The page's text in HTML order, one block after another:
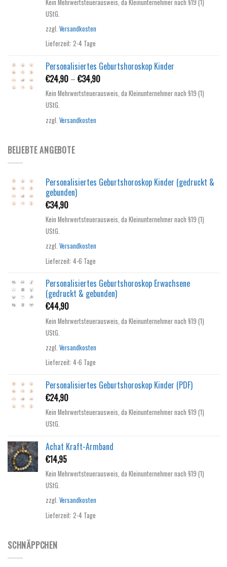
Kein Mehrwertsteuerausweis, da Kleinunternehmer nach §19 (1)
UStG.
zzgl. Versandkosten
Lieferzeit: 2-4 Tage
Personalisiertes Geburtshoroskop Kinder
€24,90 – €34,90
Kein Mehrwertsteuerausweis, da Kleinunternehmer nach §19 (1)
UStG.
zzgl. Versandkosten
BELIEBTE ANGEBOTE
Personalisiertes Geburtshoroskop Kinder (gedruckt &
gebunden)
€34,90
Kein Mehrwertsteuerausweis, da Kleinunternehmer nach §19 (1)
UStG.
zzgl. Versandkosten
Lieferzeit: 4-6 Tage
Personalisiertes Geburtshoroskop Erwachsene
(gedruckt & gebunden)
€44,90
Kein Mehrwertsteuerausweis, da Kleinunternehmer nach §19 (1)
UStG.
zzgl. Versandkosten
Lieferzeit: 4-6 Tage
Personalisiertes Geburtshoroskop Kinder (PDF)
€24,90
Kein Mehrwertsteuerausweis, da Kleinunternehmer nach §19 (1)
UStG.
Achat Kraft-Armband
€14,95
Kein Mehrwertsteuerausweis, da Kleinunternehmer nach §19 (1)
UStG.
zzgl. Versandkosten
Lieferzeit: 2-4 Tage
SCHNÄPPCHEN